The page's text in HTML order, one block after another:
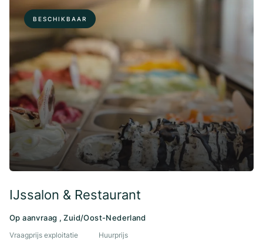
BESCHIKBAAR
IJssalon & Restaurant
Op aanvraag , Zuid/Oost-Nederland
Vraagprijs exploitatie Huurprijs